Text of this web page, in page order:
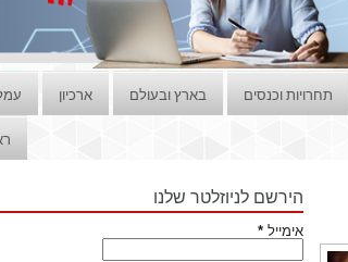
ארכיון בארץ ובעולם תחרויות וכנסים
הירשם לניוזלטר שלנו
אימייל *